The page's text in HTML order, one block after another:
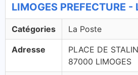
LIMOGES PREFECTURE
Catégories La Poste
Adresse
PLACE DE
87000 LIMOGES